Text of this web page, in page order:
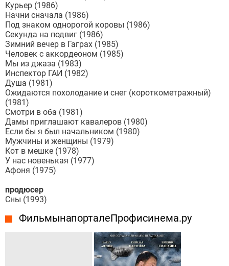
Курьер (1986)
Начни сначала (1986)
Под знаком однорогой коровы (1986)
Секунда на подвиг (1986)
Зимний вечер в Гаграх (1985)
Человек с аккордеоном (1985)
Мы из джаза (1983)
Инспектор ГАИ (1982)
Душа (1981)
Ожидаются похолодание и снег (короткометражный)
(1981)
Смотри в оба (1981)
Дамы приглашают кавалеров (1980)
Если бы я был начальником (1980)
Мужчины и женщины (1979)
Кот в мешке (1978)
У нас новенькая (1977)
Афоня (1975)
продюсер
Сны (1993)
Фильмы на портале Профисинема.ру